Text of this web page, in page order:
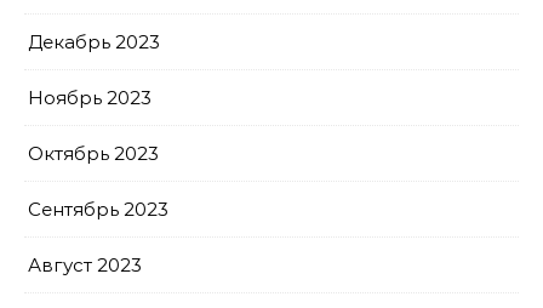
Декабрь 2023
Ноябрь 2023
Октябрь 2023
Сентябрь 2023
Август 2023